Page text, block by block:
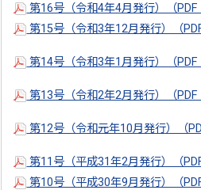
第16号（令和4年4月発行）（
第15号（令和3年12月発行）（
第14号（令和3年1月発行）（
第13号（令和2年2月発行）（
第12号（令和元年10月発行）（
第11号（平成31年2月発行）（
第10号（平成30年9月発行）（